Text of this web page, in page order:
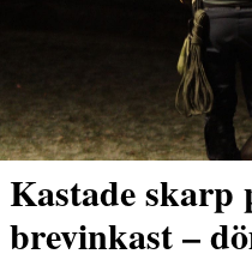
Kastade skarp
brevinkast –